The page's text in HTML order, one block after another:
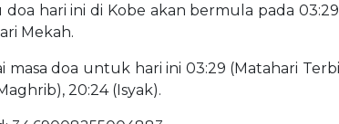
hari ini di Kobe akan bermula pada
Mekah.
masa doa untuk hari ini 03:29 (Matahari
20:24 (Isyak).